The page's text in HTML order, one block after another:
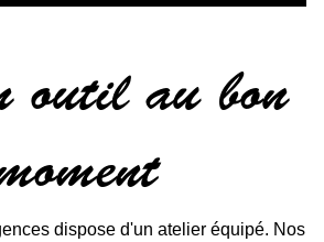
outil au bon
dispose d'un atelier équipé. Nos